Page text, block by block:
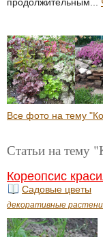
Все фото на тему
Статьи на тему
Кореопсис
Садовые цветы
декоративные